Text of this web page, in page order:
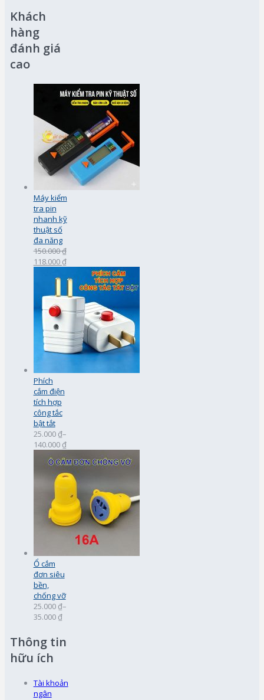
Khách
hàng
đánh giá
cao
Máy kiểm
tra pin
nhanh kỹ
thuật số
đa năng
150.000 ₫
118.000 ₫
Phích
cắm điện
tích hợp
công tắc
bật tắt
25.000 ₫–
140.000 ₫
Ổ cắm
đơn siêu
bền,
chống vỡ
25.000 ₫–
35.000 ₫
Thông tin
hữu ích
Tài khoản
ngân